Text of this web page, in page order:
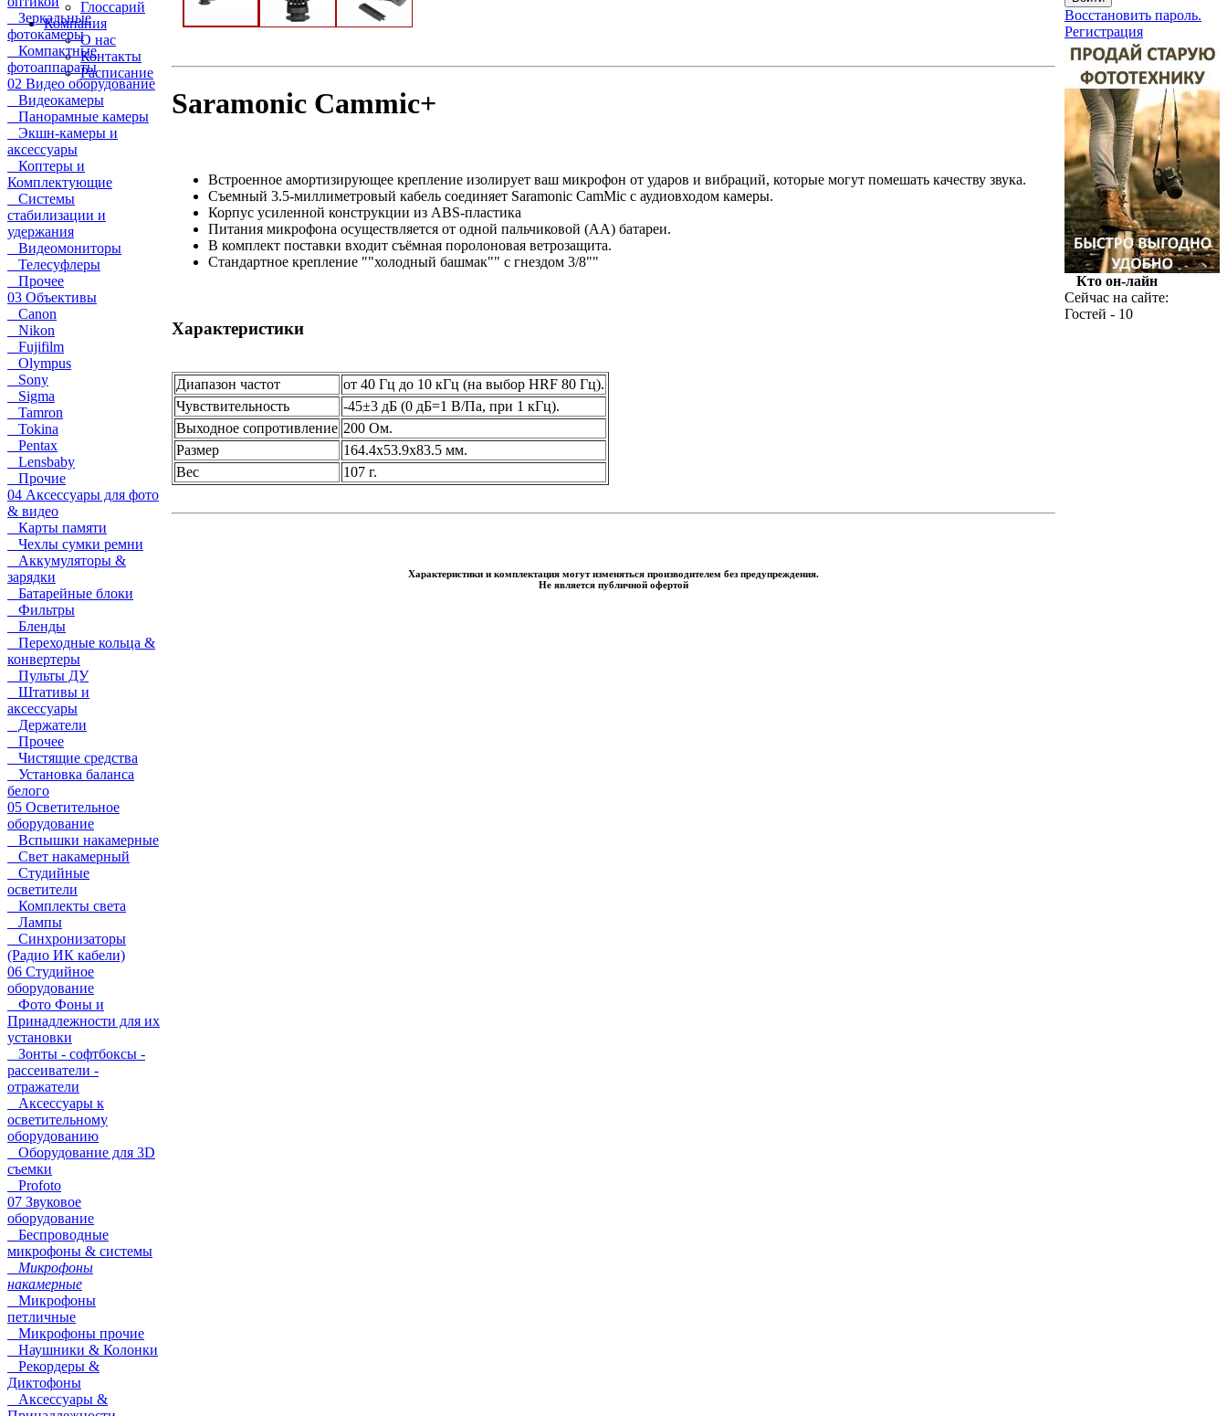
Глоссарий
Компания
О нас
Контакты
Расписание
Зеркальные
фотокамеры
Компактные
фотоаппараты
02 Видео оборудование
Видеокамеры
Панорамные камеры
Экшн-камеры и
аксессуары
Коптеры и
Комплектующие
Системы
стабилизации и
удержания
Видеомониторы
Телесуфлеры
Прочее
03 Объективы
Canon
Nikon
Fujifilm
Olympus
Sony
Sigma
Tamron
Tokina
Pentax
Lensbaby
Прочие
04 Аксессуары для фото
& видео
Карты памяти
Чехлы сумки ремни
Аккумуляторы &
зарядки
Батарейные блоки
Фильтры
Бленды
Переходные кольца &
конвертеры
Пульты ДУ
Штативы и
аксессуары
Держатели
Прочее
Чистящие средства
Установка баланса
белого
05 Осветительное
оборудование
Вспышки накамерные
Свет накамерный
Студийные
осветители
Комплекты света
Лампы
Синхронизаторы
(Радио ИК кабели)
06 Студийное
оборудование
Фото Фоны и
Принадлежности для их
установки
Зонты - софтбоксы -
рассеиватели -
отражатели
Аксессуары к
осветительному
оборудованию
Оборудование для 3D
съемки
Profoto
07 Звуковое
оборудование
Беспроводные
микрофоны & системы
Микрофоны
накамерные
Микрофоны
петличные
Микрофоны прочие
Наушники & Колонки
Рекордеры &
Диктофоны
Аксессуары &
Saramonic Cammic+
Встроенное амортизирующее крепление изолирует ваш микрофон от ударов и вибраций, которые могут помешать качеству звука.
Съемный 3.5-миллиметровый кабель соединяет Saramonic CamMic с аудиовходом камеры.
Корпус усиленной конструкции из ABS-пластика
Питания микрофона осуществляется от одной пальчиковой (AA) батареи.
В комплект поставки входит съёмная поролоновая ветрозащита.
Стандартное крепление ""холодный башмак"" с гнездом 3/8""
Характеристики
Диапазон частот
от 40 Гц до 10 кГц (на выбор HRF 80 Гц).
Чувствительность
-45±3 дБ (0 дБ=1 В/Па, при 1 кГц).
Выходное сопротивление 200 Ом.
Размер
164.4x53.9x83.5 мм.
Вес
107 г.
Характеристики и комплектация могут изменяться производителем без предупреждения.
Не является публичной офертой
Восстановить пароль.
Регистрация
Кто он-лайн
Сейчас на сайте:
Гостей - 10